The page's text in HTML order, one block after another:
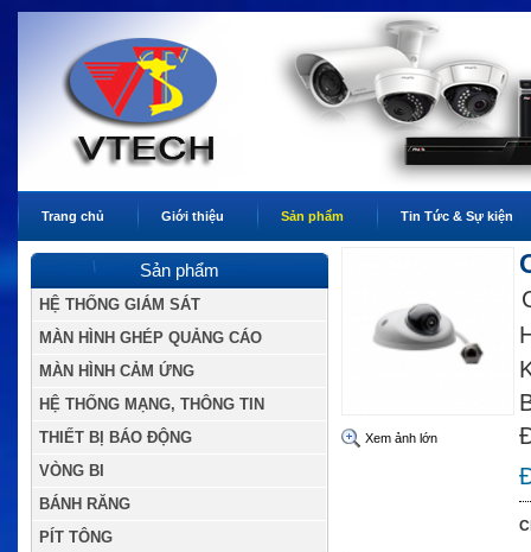
Trang chủ Giới thiệu Sản phẩm Tin Tức & Sự kiện
Sản phẩm
HỆ THỐNG GIÁM SÁT
MÀN HÌNH GHÉP QUẢNG CÁO
MÀN HÌNH CẢM ỨNG
HỆ THỐNG MẠNG, THÔNG TIN
THIẾT BỊ BÁO ĐỘNG
VÒNG BI
BÁNH RĂNG
PÍT TÔNG
Xem ảnh lớn